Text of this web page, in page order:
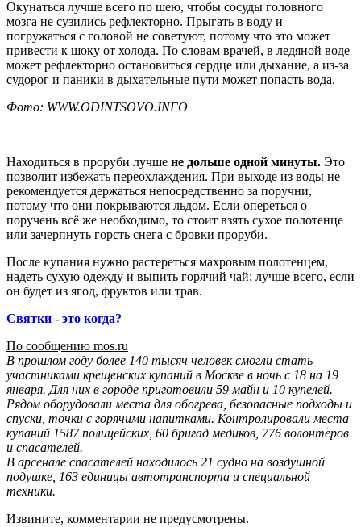
Окунаться лучше всего по шею, чтобы сосуды головного
мозга не сузились рефлекторно. Прыгать в воду и
погружаться с головой не советуют, потому что это может
привести к шоку от холода. По словам врачей, в ледяной воде
может рефлекторно остановиться сердце или дыхание, а из-за
судорог и паники в дыхательные пути может попасть вода.
Фото: WWW.ODINTSOVO.INFO
Находиться в проруби лучше не дольше одной минуты. Это
позволит избежать переохлаждения. При выходе из воды не
рекомендуется держаться непосредственно за поручни,
потому что они покрываются льдом. Если опереться о
поручень всё же необходимо, то стоит взять сухое полотенце
или зачерпнуть горсть снега с бровки проруби.
После купания нужно растереться махровым полотенцем,
надеть сухую одежду и выпить горячий чай; лучше всего, если
он будет из ягод, фруктов или трав.
Святки - это когда?
По сообщению mos.ru
В прошлом году более 140 тысяч человек смогли стать
участниками крещенских купаний в Москве в ночь с 18 на 19
января. Для них в городе приготовили 59 майн и 10 купелей.
Рядом оборудовали места для обогрева, безопасные подходы и
спуски, точки с горячими напитками. Контролировали места
купаний 1587 полицейских, 60 бригад медиков, 776 волонтёров
и спасателей.
В арсенале спасателей находилось 21 судно на воздушной
подушке, 163 единицы автотранспорта и специальной
техники.
Извините, комментарии не предусмотрены.